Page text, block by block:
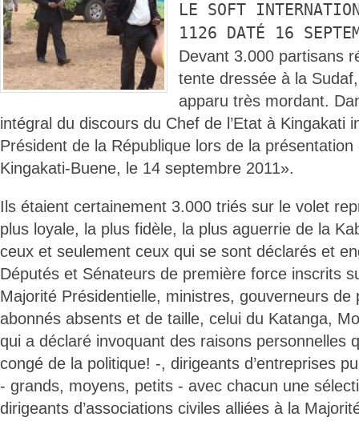
LE SOFT
1126 DATÉ 16
Devant 3.000 partisans
tente dressée à la
apparu très mordant.
intégral du discours du Chef de l’Etat à Kingakati
Président de la République lors de la
Kingakati-Buene, le 14 septembre 2011».
Ils étaient certainement 3.000 triés sur le volet
plus loyale, la plus fidèle, la plus aguerrie de la
ceux et seulement ceux qui se sont déclarés et
Députés et Sénateurs de première force inscrits
Majorité Présidentielle, ministres, gouverneurs de
abonnés absents et de taille, celui du Katanga,
qui a déclaré invoquant des raisons personnelles
congé de la politique! -, dirigeants d’entreprises
- grands, moyens, petits - avec chacun une
dirigeants d’associations civiles alliées à la